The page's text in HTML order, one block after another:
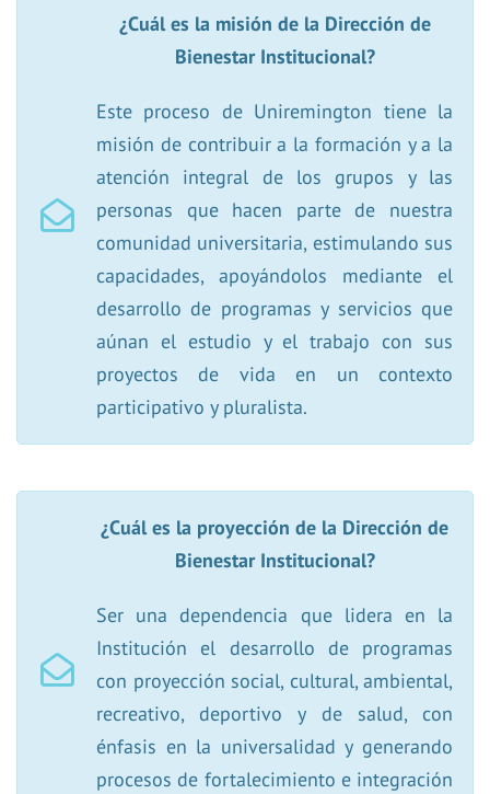
¿Cuál es la misión de la Dirección de
Bienestar Institucional?
Este proceso de Uniremington tiene la
misión de contribuir a la formación y a la
atención integral de los grupos y las
personas que hacen parte de nuestra
comunidad universitaria, estimulando sus
capacidades, apoyándolos mediante el
desarrollo de programas y servicios que
aúnan el estudio y el trabajo con sus
proyectos de vida en un contexto
participativo y pluralista.
¿Cuál es la proyección de la Dirección de
Bienestar Institucional?
Ser una dependencia que lidera en la
Institución el desarrollo de programas
con proyección social, cultural, ambiental,
recreativo, deportivo y de salud, con
énfasis en la universalidad y generando
procesos de fortalecimiento e integración